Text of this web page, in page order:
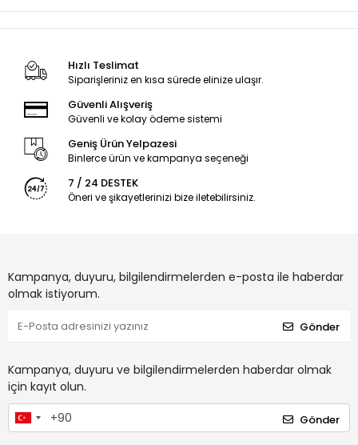
Hızlı Teslimat
Siparişleriniz en kısa sürede elinize ulaşır.
Güvenli Alışveriş
Güvenli ve kolay ödeme sistemi
Geniş Ürün Yelpazesi
Binlerce ürün ve kampanya seçeneği
7 / 24 DESTEK
Öneri ve şikayetlerinizi bize iletebilirsiniz.
Kampanya, duyuru, bilgilendirmelerden e-posta ile haberdar
olmak istiyorum.
Gönder
Kampanya, duyuru ve bilgilendirmelerden haberdar olmak
için kayıt olun.
Gönder